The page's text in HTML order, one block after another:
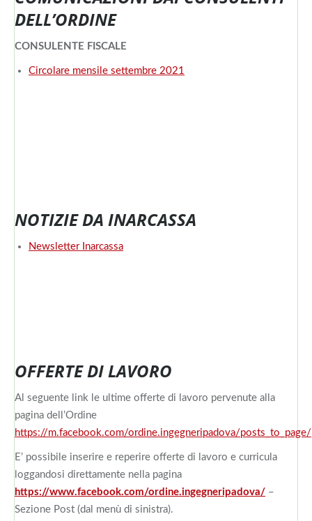
DELL’ORDINE
CONSULENTE FISCALE
Circolare mensile settembre 2021
NOTIZIE DA INARCASSA
Newsletter Inarcassa
OFFERTE DI LAVORO
Al seguente link le ultime offerte di lavoro pervenute alla
pagina dell’Ordine
https://m.facebook.com/ordine.ingegneripadova/posts_to_page/
E’ possibile inserire e reperire offerte di lavoro e curricula
loggandosi direttamente nella pagina
https://www.facebook.com/ordine.ingegneripadova/ –
Sezione Post (dal menù di sinistra).